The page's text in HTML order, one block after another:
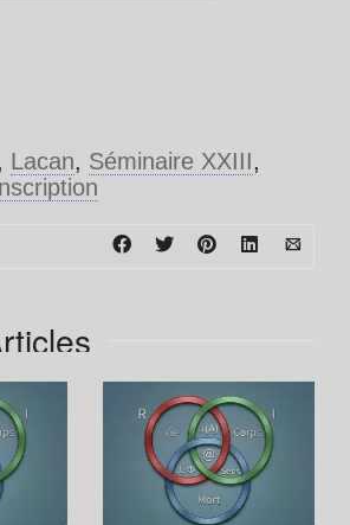
Lacan, Séminaire XXIII,